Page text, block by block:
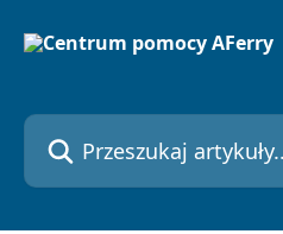
Przeszukaj artykuły...